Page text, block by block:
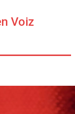
Voiz